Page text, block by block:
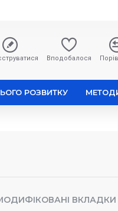
Вподобалося
РОЗВИТКУ
ВКЛАДКИ